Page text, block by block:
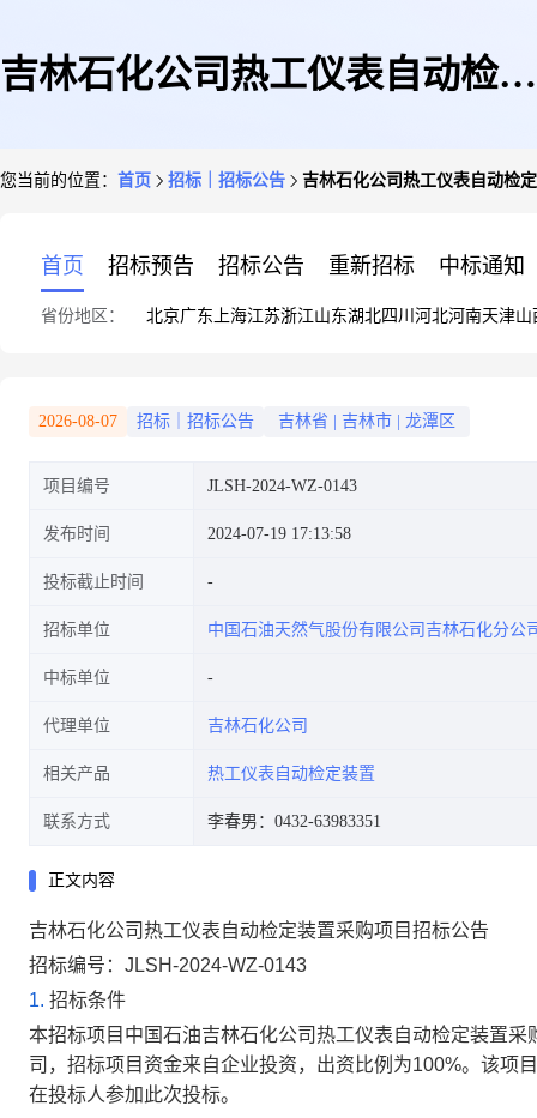
吉林石化公司热工仪表自动检定
您当前的位置： 首页 招标｜招标公告 吉林石化公司热工仪表自动检
首页 招标预告 招标公告 重新招标 中标通知
省份地区： 北京广东 上海江苏浙江山东湖北四川 河北河南天津山
2026-08-07 招标｜招标公告 吉林省 吉林市 龙潭区
项目编号 JLSH-2024-WZ-0143
发布时间 2024-07-19 17:13:58
投标截止时间
招标单位 中国石油天然气股份有限公司吉林石化分公
中标单位
代理单位 吉林石化公司
相关产品 热工仪表自动检定装置
联系方式 李春男：0432-63983351
正文内容
吉林石化公司热工仪表自动检定装置采购项目招标公告
招标编号：JLSH-2024-WZ-0143
1. 招标条件
本招标项目中国石油吉林石化公司热工仪表自动检定装置
司，招标项目资金来自企业投资，出资比例为100%。该项
在投标人参加此次投标。